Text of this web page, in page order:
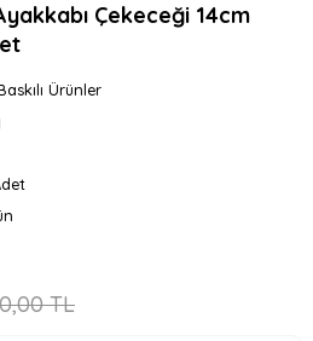
Çekeceği 14cm
Ürünler
TL